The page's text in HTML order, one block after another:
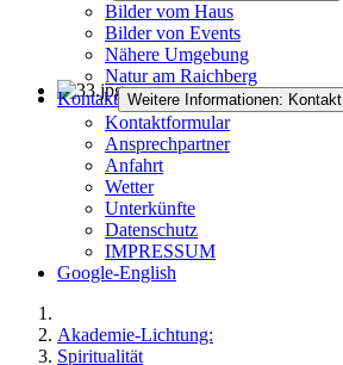
Bilder vom Haus
Bilder von Events
Nähere Umgebung
Natur am Raichberg
Kontakt Weitere Informationen: Kontakt
Kontaktformular
Ansprechpartner
Anfahrt
Wetter
Unterkünfte
Datenschutz
IMPRESSUM
Google-English
Akademie-Lichtung:
Spiritualität